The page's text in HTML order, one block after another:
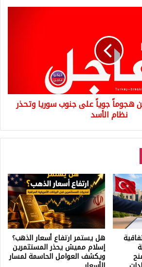
هجوماً جوياً على جنوب سوريا وتحذر
نظام الأسد
هل يستمر ارتفاع أسعار الذهب؟
إسلام مميش يحذر المستثمرين
ويكشف العوامل الحاسمة لمسار